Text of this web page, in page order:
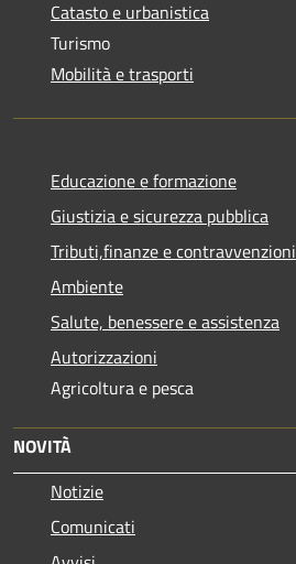
Catasto e urbanistica
Turismo
Mobilità e trasporti
Educazione e formazione
Giustizia e sicurezza pubblica
Tributi,finanze e contravvenzioni
Ambiente
Salute, benessere e assistenza
Autorizzazioni
Agricoltura e pesca
NOVITÀ
Notizie
Comunicati